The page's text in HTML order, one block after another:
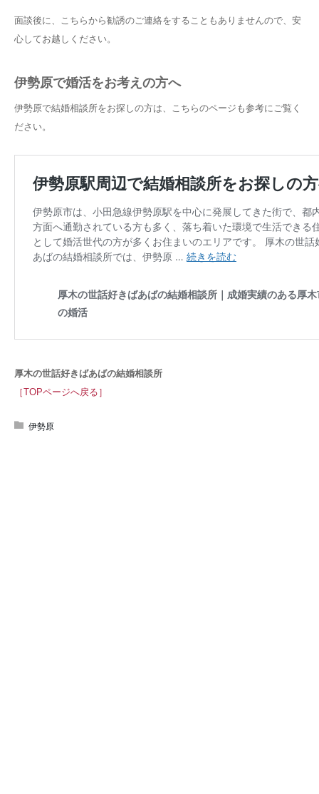
面談後に、こちらから勧誘のご連絡をすることもありませんので、安
心してお越しください。
伊勢原で婚活をお考えの方へ
伊勢原で結婚相談所をお探しの方は、こちらのページも参考にご覧く
ださい。
厚木の世話好きばあばの結婚相談所
［TOPページへ戻る］
伊勢原